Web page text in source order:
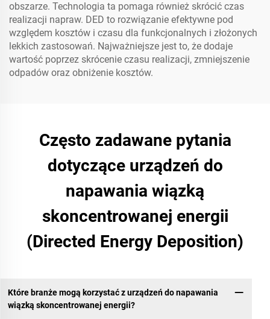
obszarze. Technologia ta pomaga również skrócić czas
realizacji napraw. DED to rozwiązanie efektywne pod
względem kosztów i czasu dla funkcjonalnych i złożonych
lekkich zastosowań. Najważniejsze jest to, że dodaje
wartość poprzez skrócenie czasu realizacji, zmniejszenie
odpadów oraz obniżenie kosztów.
Często zadawane pytania
dotyczące urządzeń do
napawania wiązką
skoncentrowanej energii
(Directed Energy Deposition)
Które branże mogą korzystać z urządzeń do napawania
wiązką skoncentrowanej energii?